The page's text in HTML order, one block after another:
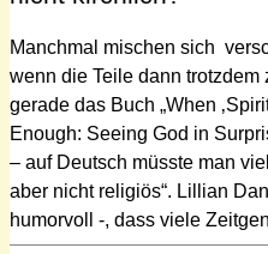
Manchmal mischen sich
wenn die Teile dann
gerade das Buch „When
Enough: Seeing God in
– auf Deutsch müsste man
aber nicht religiös“. Lillian
humorvoll -, dass viele